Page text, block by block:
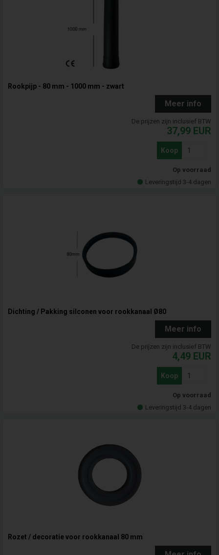
Rookpijp - 80 mm - 1000 mm - zwart
Meer info
De prijzen zijn inclusief BTW
37,99 EUR
Koop
Op voorraad
Leveringstijd 3-4 dagen
Dichting / Pakking silconen voor rookkanaal Ø80
Meer info
De prijzen zijn inclusief BTW
4,49 EUR
Koop
Op voorraad
Leveringstijd 3-4 dagen
Rozet / decoratie voor rookkanaal 80 mm